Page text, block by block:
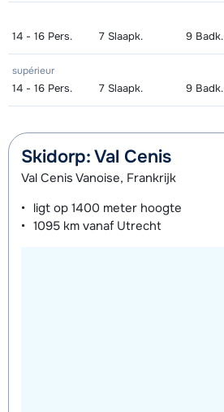
Ski Kind (6x 2h00) 11.15 - 13.15 uur -
Beginner
Gemiddeld
Ski Kind (6x 2h00) 11.15 - 13.15 uur -
Ski Kind (6x 4h00) 09-11 en 15.15-
14 - 16 Pers. 7 Slaapk. 9 Badk.
supérieur
14 - 16 Pers. 7 Slaapk. 9 Badk.
Skidorp: Val Cenis
Val Cenis Vanoise, Frankrijk
ligt op 1400 meter hoogte
1095 km vanaf Utrecht